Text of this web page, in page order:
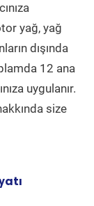
yağ, yağ
dışında
12 ana
uygulanır.
size